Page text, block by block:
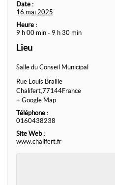
Date :
16 mai 2025
Heure :
9 h 00 min - 9 h 30 min
Lieu
Salle du Conseil Municipal
Rue Louis Braille
Chalifert,77144France
+ Google Map
Téléphone :
0160438238
Site Web :
www.chalifert.fr